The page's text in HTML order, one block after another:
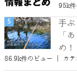
95k件
手ぶ
「
め！
86.9k件のビュー カ